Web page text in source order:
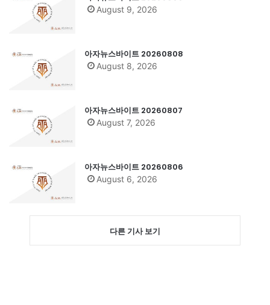
August 9, 2026
아자뉴스바이트 20260808
August 8, 2026
아자뉴스바이트 20260807
August 7, 2026
아자뉴스바이트 20260806
August 6, 2026
다른 기사 보기